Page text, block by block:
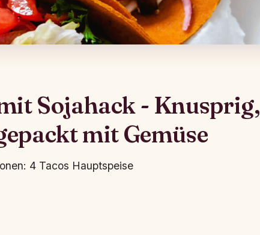
Sojahack - Knusprig,
mit Gemüse
4 Tacos Hauptspeise